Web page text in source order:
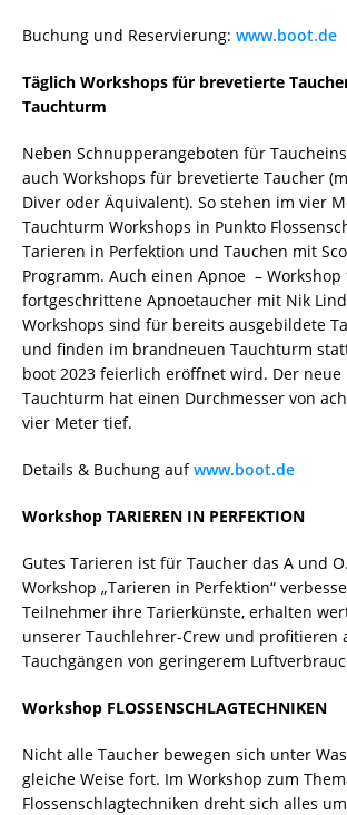
Buchung und Reservierung: www.boot.de
Täglich Workshops für brevetierte
Tauchturm
Neben Schnupperangeboten für
auch Workshops für brevetierte Taucher
Diver oder Äquivalent). So stehen im vier
Tauchturm Workshops in Punkto
Tarieren in Perfektion und Tauchen mit
Programm. Auch einen Apnoe –
fortgeschrittene Apnoetaucher mit Nik
Workshops sind für bereits ausgebildete
und finden im brandneuen Tauchturm
boot 2023 feierlich eröffnet wird. Der neue
Tauchturm hat einen Durchmesser von
vier Meter tief.
Details & Buchung aufwww.boot.de
Workshop TARIEREN IN PERFEKTION
Gutes Tarieren ist für Taucher das A und
Workshop „Tarieren in Perfektion“
Teilnehmer ihre Tarierkünste, erhalten
unserer Tauchlehrer-Crew und profitieren
Tauchgängen von geringerem
Workshop FLOSSENSCHLAGTECHNIKEN
Nicht alle Taucher bewegen sich unter
gleiche Weise fort. Im Workshop zum
Flossenschlagtechniken dreht sich alles